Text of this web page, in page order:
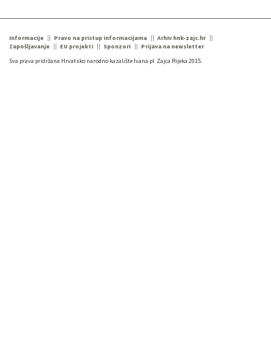
Informacije Pravo na pristup informacijama
Arhiv hnk-zajc.hr
Zapošljavanje
EU projekti Sponzori
Prijava na newsletter
Sva prava pridržana Hrvatsko narodno kazalište Ivana pl. Zajca Rijeka 2015.